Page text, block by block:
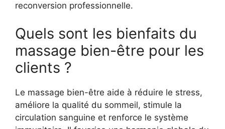
reconversion professionnelle.
Quels sont les bienfaits du
massage bien-être pour les
clients ?
Le massage bien-être aide à réduire le stress,
améliore la qualité du sommeil, stimule la
circulation sanguine et renforce le système